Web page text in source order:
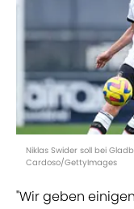
Niklas Swider soll bei
Cardoso/GettyImages
"Wir geben